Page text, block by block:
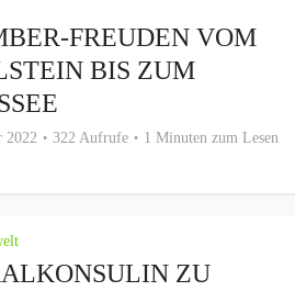
FREUDEN VOM
BIS ZUM
2022 322 Aufrufe 1 Minuten zum Lesen
ZU